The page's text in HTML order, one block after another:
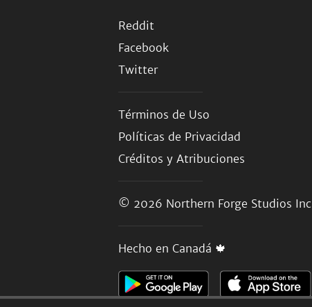
Reddit
Facebook
Twitter
Términos de Uso
Políticas de Privacidad
Créditos y Atribuciones
© 2026 Northern Forge Studios Inc
Hecho en Canadá 🍁